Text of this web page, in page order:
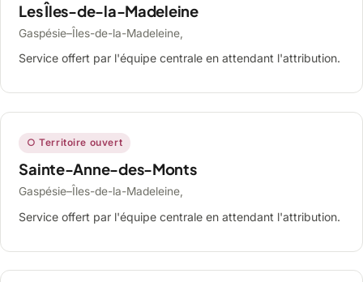
Les Îles-de-la-Madeleine
Gaspésie–Îles-de-la-Madeleine,
Service offert par l'équipe centrale en attendant l'attribution.
○ Territoire ouvert
Sainte-Anne-des-Monts
Gaspésie–Îles-de-la-Madeleine,
Service offert par l'équipe centrale en attendant l'attribution.